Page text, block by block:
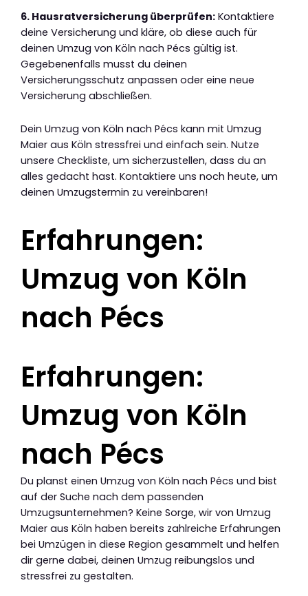
6. Hausratversicherung überprüfen: Kontaktiere
deine Versicherung und kläre, ob diese auch für
deinen Umzug von Köln nach Pécs gültig ist.
Gegebenenfalls musst du deinen
Versicherungsschutz anpassen oder eine neue
Versicherung abschließen.
Dein Umzug von Köln nach Pécs kann mit Umzug
Maier aus Köln stressfrei und einfach sein. Nutze
unsere Checkliste, um sicherzustellen, dass du an
alles gedacht hast. Kontaktiere uns noch heute, um
deinen Umzugstermin zu vereinbaren!
Erfahrungen:
Umzug von Köln
nach Pécs
Erfahrungen:
Umzug von Köln
nach Pécs
Du planst einen Umzug von Köln nach Pécs und bist
auf der Suche nach dem passenden
Umzugsunternehmen? Keine Sorge, wir von Umzug
Maier aus Köln haben bereits zahlreiche Erfahrungen
bei Umzügen in diese Region gesammelt und helfen
dir gerne dabei, deinen Umzug reibungslos und
stressfrei zu gestalten.